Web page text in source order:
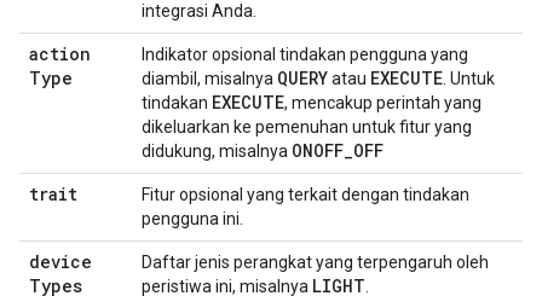
integrasi Anda.
action
Type
Indikator opsional tindakan pengguna yang
diambil, misalnya QUERYatau EXECUTE . Untuk
tindakan EXECUTE, mencakup perintah yang
dikeluarkan ke pemenuhan untuk fitur yang
didukung, misalnya ONOFF_OFF
trait
Fitur opsional yang terkait dengan tindakan
pengguna ini.
device
Types
Daftar jenis perangkat yang terpengaruh oleh
peristiwa ini, misalnya LIGHT